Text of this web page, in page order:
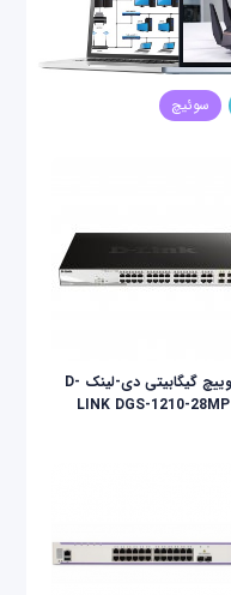
سوئیچ
سوییچ گیگابیتی دی-لینک D-
LINK DGS-1210-28MP